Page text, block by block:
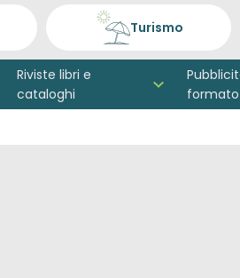
Turismo
Riviste libri e
cataloghi
formato